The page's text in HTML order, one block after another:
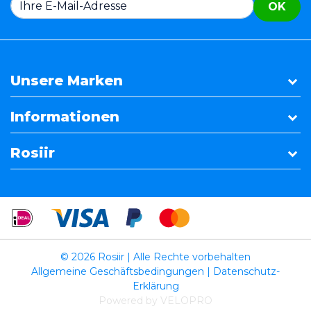
OK
Unsere Marken
Informationen
Rosiir
© 2026 Rosiir | Alle Rechte vorbehalten
Powered by VELOPRO
Allgemeine Geschäftsbedingungen
Datenschutz-
Erklärung